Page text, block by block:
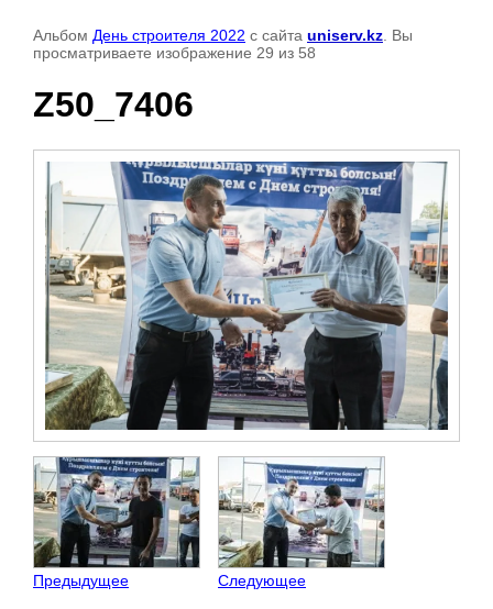
Альбом День строителя 2022 с сайта uniserv.kz . Вы
просматриваете изображение 29 из 58
Z50_7406
Предыдущее Следующее